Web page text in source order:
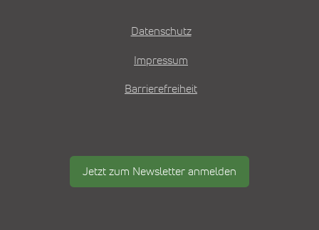
Datenschutz
Impressum
Barrierefreiheit
Jetzt zum Newsletter anmelden